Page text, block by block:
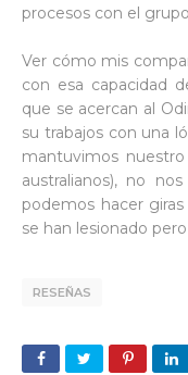
procesos con el
Ver cómo mis
con esa capacidad
que se acercan al
su trabajos con una
mantuvimos
australianos), no
podemos hacer
se han lesionado
RESEÑAS